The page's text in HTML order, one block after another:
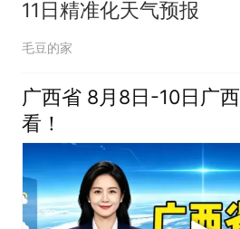
11日精准化天气预报
毛豆的家
广西省 8月8日-10日广西天气预报，速
看！